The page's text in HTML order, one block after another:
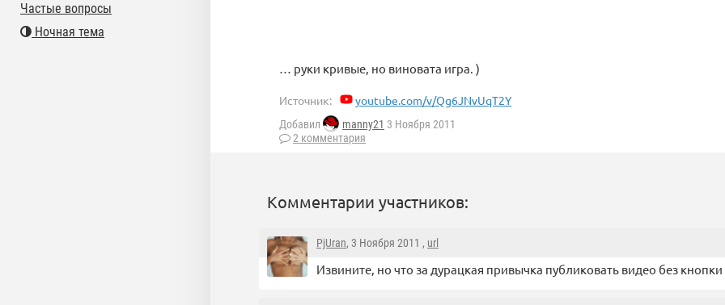
… руки кривые, но виновата игра. )
Источник: youtube.com/v/Qg6JNvUqT2Y
Добавил manny21 3 Ноября 2011
2 комментария
Комментарии участников:
PjUran, 3 Ноября 2011 , url
Извините, но что за дурацкая привычка публиковать видео без
Частые вопросы
Ночная тема